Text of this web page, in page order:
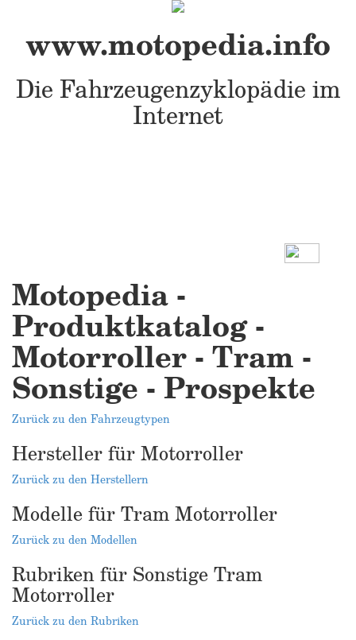
www.motopedia.info
Die Fahrzeugenzyklopädie im
Internet
Motopedia -
Produktkatalog -
Motorroller - Tram -
Sonstige - Prospekte
Zurück zu den Fahrzeugtypen
Hersteller für Motorroller
Zurück zu den Herstellern
Modelle für Tram Motorroller
Zurück zu den Modellen
Rubriken für Sonstige Tram
Motorroller
Zurück zu den Rubriken